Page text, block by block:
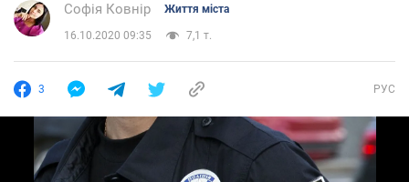
Софія Ковнір Життя міста
16.10.2020 09:35 7,1 т.
3 РУС